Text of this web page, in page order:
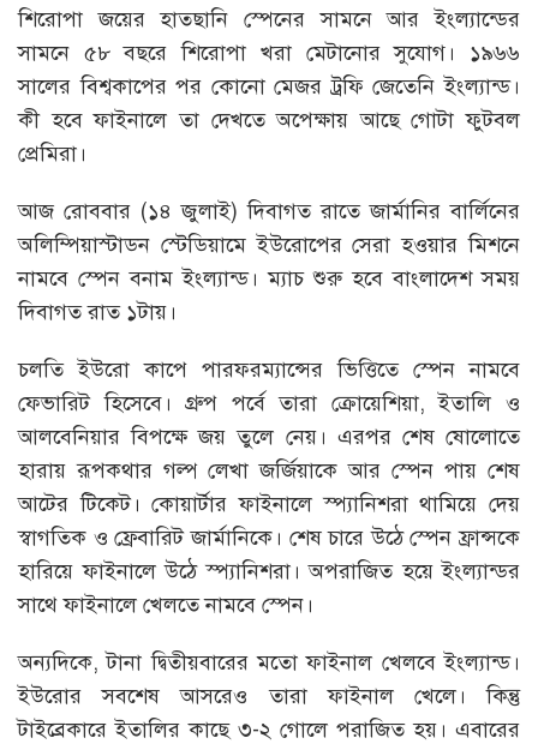
শিরোপা জয়ের হাতছানি স্পেনের সামনে আর ইংল্যান্ডের
সামনে ৫৮ বছরে শিরোপা খরা মেটানোর সুযোগ। ১৯৬৬
সালের বিশ্বকাপের পর কোনো মেজর ট্রফি জেতেনি ইংল্যান্ড।
কী হবে ফাইনালে তা দেখতে অপেক্ষায় আছে গোটা ফুটবল
প্রেমিরা।
আজ রোববার (১৪ জুলাই) দিবাগত রাতে জার্মানির বার্লিনের
অলিম্পিয়াস্টাডন স্টেডিয়ামে ইউরোপের সেরা হওয়ার মিশনে
নামবে স্পেন বনাম ইংল্যান্ড। ম্যাচ শুরু হবে বাংলাদেশ সময়
দিবাগত রাত ১টায়।
চলতি ইউরো কাপে পারফরম্যান্সের ভিত্তিতে স্পেন নামবে
ফেভারিট হিসেবে। গ্রুপ পর্বে তারা ক্রোয়েশিয়া, ইতালি ও
আলবেনিয়ার বিপক্ষে জয় তুলে নেয়। এরপর শেষ ষোলোতে
হারায় রূপকথার গল্প লেখা জর্জিয়াকে আর স্পেন পায় শেষ
আটের টিকেট। কোয়ার্টার ফাইনালে স্প্যানিশরা থামিয়ে দেয়
স্বাগতিক ও ফ্রেবারিট জার্মানিকে। শেষ চারে উঠে স্পেন ফ্রান্সকে
হারিয়ে ফাইনালে উঠে স্প্যানিশরা। অপরাজিত হয়ে ইংল্যান্ডর
সাথে ফাইনালে খেলতে নামবে স্পেন।
অন্যদিকে, টানা দ্বিতীয়বারের মতো ফাইনাল খেলবে ইংল্যান্ড।
ইউরোর সবশেষ আসরেও তারা ফাইনাল খেলে। কিন্তু
টাইব্রেকারে ইতালির কাছে ৩-২ গোলে পরাজিত হয়। এবারের